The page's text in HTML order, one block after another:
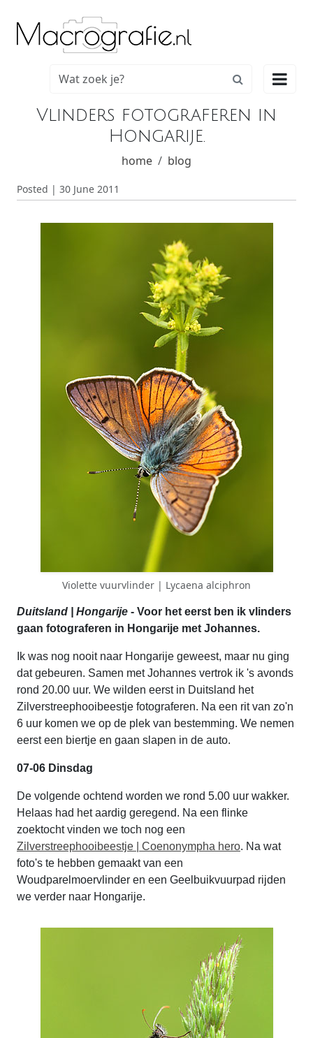

Vlinders fotograferen in
Hongarije.
home blog
Posted | 30 June 2011
Violette vuurvlinder | Lycaena alciphron
Duitsland | Hongarije - Voor het eerst ben ik vlinders
gaan fotograferen in Hongarije met Johannes.
Ik was nog nooit naar Hongarije geweest, maar nu ging
dat gebeuren. Samen met Johannes vertrok ik 's avonds
rond 20.00 uur. We wilden eerst in Duitsland het
Zilverstreephooibeestje fotograferen. Na een rit van zo'n
6 uur komen we op de plek van bestemming. We nemen
eerst een biertje en gaan slapen in de auto.
07-06 Dinsdag
De volgende ochtend worden we rond 5.00 uur wakker.
Helaas had het aardig geregend. Na een flinke
zoektocht vinden we toch nog een
Zilverstreephooibeestje | Coenonympha hero. Na wat
foto's te hebben gemaakt van een
Woudparelmoervlinder en een Geelbuikvuurpad rijden
we verder naar Hongarije.